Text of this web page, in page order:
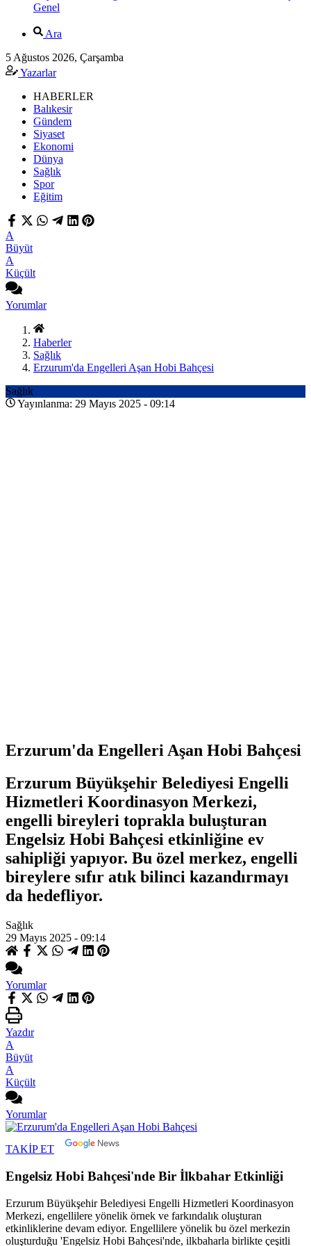
Genel
Ara
5 Ağustos 2026, Çarşamba
Yazarlar
HABERLER
Balıkesir
Gündem
Siyaset
Ekonomi
Dünya
Sağlık
Spor
Eğitim
A
Büyüt
A
Küçült
Yorumlar
Haberler
Sağlık
Erzurum'da Engelleri Aşan Hobi Bahçesi
Sağlık
Yayınlanma: 29 Mayıs 2025 - 09:14
Erzurum'da Engelleri Aşan Hobi Bahçesi
Erzurum Büyükşehir Belediyesi Engelli
Hizmetleri Koordinasyon Merkezi,
engelli bireyleri toprakla buluşturan
Engelsiz Hobi Bahçesi etkinliğine ev
sahipliği yapıyor. Bu özel merkez, engelli
bireylere sıfır atık bilinci kazandırmayı
da hedefliyor.
Sağlık
29 Mayıs 2025 - 09:14
Yorumlar
Yazdır
A
Büyüt
A
Küçült
Yorumlar
TAKİP ET
Engelsiz Hobi Bahçesi'nde Bir İlkbahar Etkinliği
Erzurum Büyükşehir Belediyesi Engelli Hizmetleri Koordinasyon
Merkezi, engellilere yönelik örnek ve farkındalık oluşturan
etkinliklerine devam ediyor. Engellilere yönelik bu özel merkezin
oluşturduğu 'Engelsiz Hobi Bahçesi'nde, ilkbaharla birlikte çeşitli